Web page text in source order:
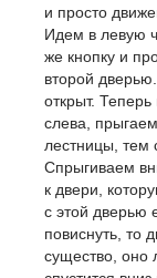
и просто
Идем в левую
же кнопку и
второй
открыт.
слева,
лестницы, тем
Спрыгиваем
к двери,
с этой дверью
повиснуть, то
существо, оно